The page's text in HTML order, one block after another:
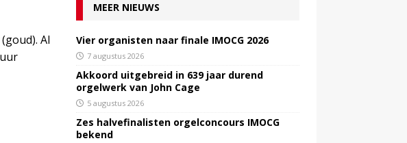
(goud). Al
MEER NIEUWS
Vier organisten naar finale IMOCG 2026
7 augustus 2026
Akkoord uitgebreid in 639 jaar durend
orgelwerk van John Cage
5 augustus 2026
Zes halvefinalisten orgelconcours IMOCG
bekend